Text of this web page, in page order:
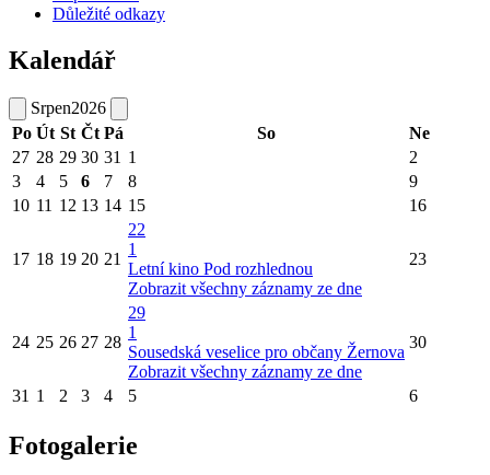
Důležité odkazy
Kalendář
Srpen2026
Po Út St Čt Pá So
Ne
27 28 29 30 31 1
2
3
4 5 6 7 8
9
10 11 12 13 14 15 16
17 18 19 20 21
22
1
Letní kino Pod rozhlednou
Zobrazit všechny záznamy ze dne
23
24 25 26 27 28
29
1
Sousedská veselice pro občany Žernova
Zobrazit všechny záznamy ze dne
30
31 1 2 3 4 5 6
Fotogalerie